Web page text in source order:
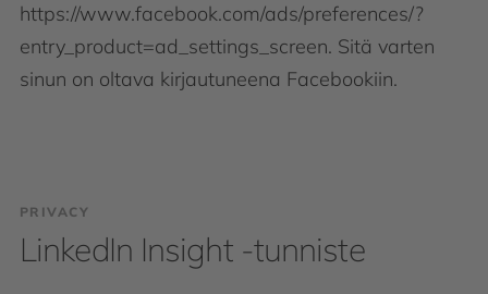
https://www.facebook.com/ads/preferences/?
entry_product=ad_settings_screen. Sitä varten
sinun on oltava kirjautuneena Facebookiin.
PRIVACY
LinkedIn Insight -tunniste